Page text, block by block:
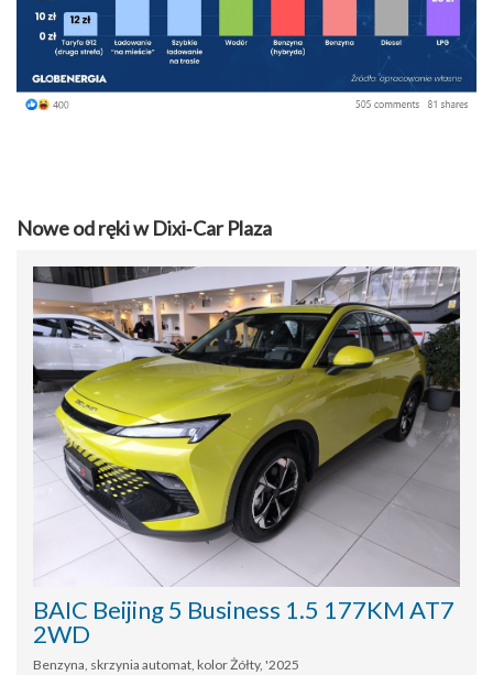
Nowe od ręki w Dixi‑Car Plaza
BAIC Beijing 5 Business 1.5 177KM AT7
2WD
Benzyna, skrzynia automat, kolor Żółty, '2025